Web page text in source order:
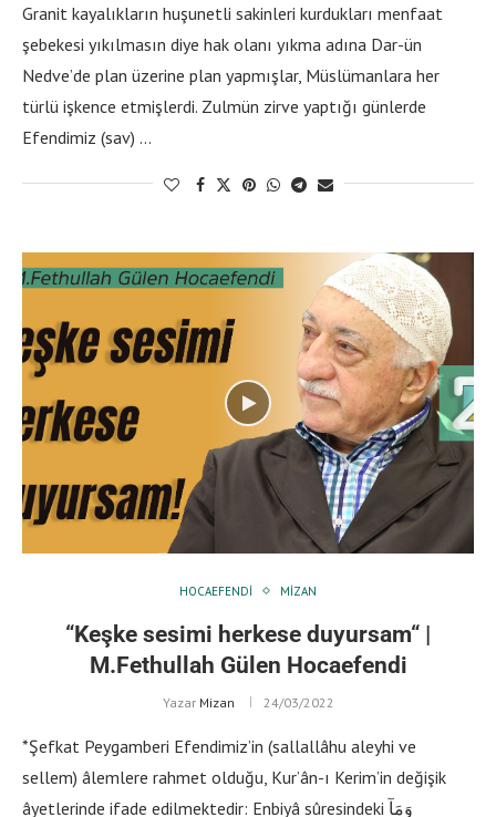
Granit kayalıkların huşunetli sakinleri kurdukları menfaat
şebekesi yıkılmasın diye hak olanı yıkma adına Dar-ün
Nedve’de plan üzerine plan yapmışlar, Müslümanlara her
türlü işkence etmişlerdi. Zulmün zirve yaptığı günlerde
Efendimiz (sav) …
HOCAEFENDI MIZAN
“Keşke sesimi herkese duyursam“ |
M.Fethullah Gülen Hocaefendi
Yazar Mizan 24/03/2022
*Şefkat Peygamberi Efendimiz’in (sallallâhu aleyhi ve
sellem) âlemlere rahmet olduğu, Kur’ân-ı Kerim’in değişik
âyetlerinde ifade edilmektedir: Enbiyâ sûresindeki وَمَآ